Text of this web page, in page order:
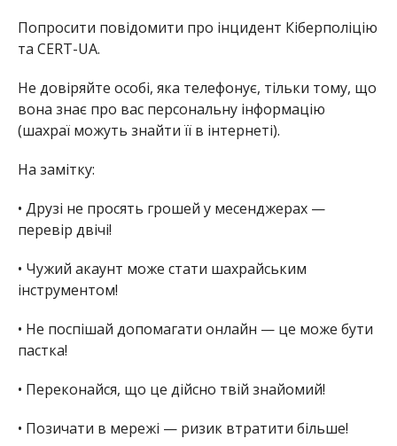
Попросити повідомити про інцидент Кіберполіцію
та CERT-UA.
Не довіряйте особі, яка телефонує, тільки тому, що
вона знає про вас персональну інформацію
(шахраї можуть знайти її в інтернеті).
На замітку:
• Друзі не просять грошей у месенджерах —
перевір двічі!
• Чужий акаунт може стати шахрайським
інструментом!
• Не поспішай допомагати онлайн — це може бути
пастка!
• Переконайся, що це дійсно твій знайомий!
• Позичати в мережі — ризик втратити більше!